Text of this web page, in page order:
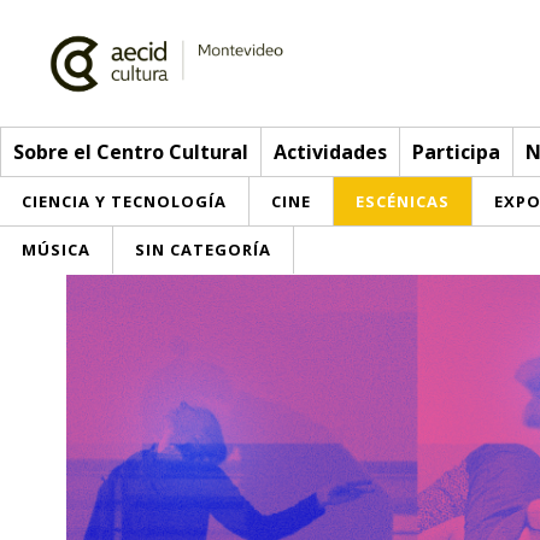
Sobre el Centro Cultural Actividades Participa
CIENCIA Y TECNOLOGÍA CINE ESCÉNICAS
MÚSICA SIN CATEGORÍA
Sobre el Centro Cultural
Red AECID
Equipo
Instalaciones
Visítanos
Actividades
> Go to Actividades
This week
Inscriptions
Participa
Envíanos tu propuesta
Buzón de sugerencias
Noticias
Convocatorias